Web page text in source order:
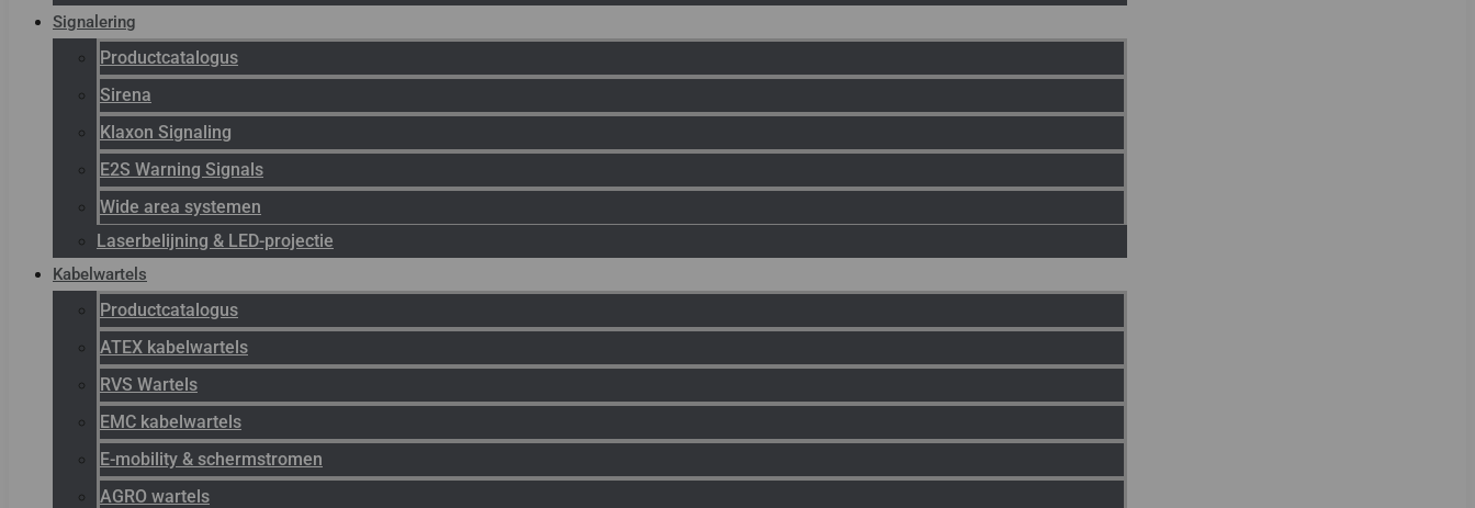
Signalering
Productcatalogus
Sirena
Klaxon Signaling
E2S Warning Signals
Wide area systemen
Laserbelijning & LED-projectie
Kabelwartels
Productcatalogus
ATEX kabelwartels
RVS Wartels
EMC kabelwartels
E-mobility & schermstromen
AGRO wartels